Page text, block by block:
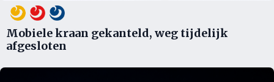
Mobiele kraan gekanteld, weg tijdelijk
afgesloten